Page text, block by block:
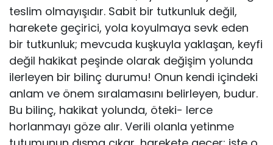
teslim olmayışıdır. Sabit bir tutkunluk değil,
harekete geçirici, yola koyulmaya sevk eden
bir tutkunluk; mevcuda kuşkuyla yaklaşan, keyfi
değil hakikat peşinde olarak değişim yolunda
ilerleyen bir bilinç durumu! Onun kendi içindeki
anlam ve önem sıralamasını belirleyen, budur.
Bu bilinç, hakikat yolunda, öteki- lerce
horlanmayı göze alır. Verili olanla yetinme